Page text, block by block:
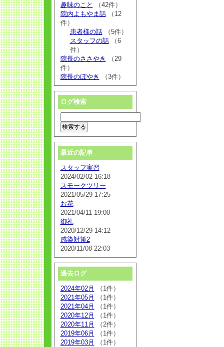
趣味のこと
（42件）
院内よもやま話（12
件）
患者様の話（5件）
スタッフの話（6
件）
院長のささやき
（29
件）
院長のぼやき
（3件）
ログ検索
最近の記事
スタッフ実習
2024/02/02 16:18
スモークツリー
2021/05/29 17:25
お花
2021/04/11 19:00
御礼
2020/12/29 14:12
感染対策2
2020/11/08 22:03
過去ログ
2024年02月
（1件）
2021年05月
（1件）
2021年04月
（1件）
2020年12月
（1件）
2020年11月
（2件）
2019年06月
（1件）
2019年03月
（1件）